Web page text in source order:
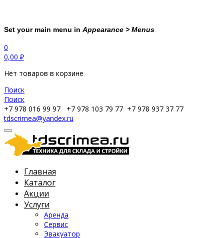
Set your main menu in Appearance > Menus
0
0,00 ₽
Нет товаров в корзине
Поиск
Поиск
+7 978 016 99 97
+7 978 103 79 77 +7 978 937 37 77
tdscrimea@yandex.ru
Главная
Каталог
Акции
Услуги
Аренда
Сервис
Эвакуатор